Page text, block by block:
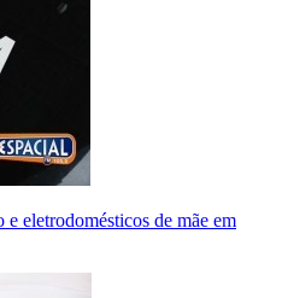
eletrodomésticos de mãe em